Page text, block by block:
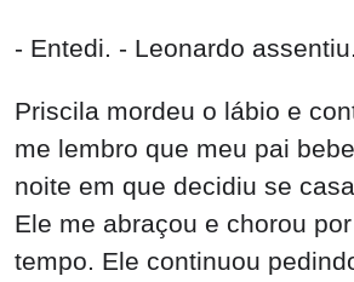
- Entedi. - Leonardo assentiu.
Priscila mordeu o lábio e
me lembro que meu pai
noite em que decidiu se
Ele me abraçou e chorou
tempo. Ele continuou